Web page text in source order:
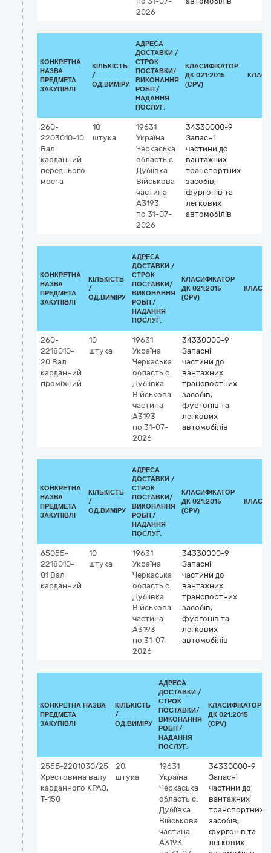
2026
КОНКРЕТНА
НАЗВА
ПРЕДМЕТА
ЗАКУПІВЛІ
КІЛЬКІСТЬ
/
ОД.ВИМІРУ
АДРЕСА
ДОСТАВКИ /
СТРОК
ПОСТАВКИ/
ВИКОНАННЯ
РОБІТ/
НАДАННЯ
ПОСЛУГ:
КЛАСИФІКАТОР
ДК 021:2015
(CPV)
260-
2203010-10
Вал
карданний
переднього
моста
10
штука
19631
Україна
Черкаська
область с.
Дубіївка
Військова
частина
А3193
по 31-07-
2026
34330000-9
Запасні
частини до
вантажних
транспортних
засобів,
фургонів та
легкових
автомобілів
КОНКРЕТНА
НАЗВА
ПРЕДМЕТА
ЗАКУПІВЛІ
КІЛЬКІСТЬ
/
ОД.ВИМІРУ
АДРЕСА
ДОСТАВКИ /
СТРОК
ПОСТАВКИ/
ВИКОНАННЯ
РОБІТ/
НАДАННЯ
ПОСЛУГ:
КЛАСИФІКАТОР
ДК 021:2015
(CPV)
260-
2218010-
20 Вал
карданний
проміжний
10
штука
19631
Україна
Черкаська
область с.
Дубіївка
Військова
частина
А3193
по 31-07-
2026
34330000-9
Запасні
частини до
вантажних
транспортних
засобів,
фургонів та
легкових
автомобілів
КОНКРЕТНА
НАЗВА
ПРЕДМЕТА
ЗАКУПІВЛІ
КІЛЬКІСТЬ
/
ОД.ВИМІРУ
АДРЕСА
ДОСТАВКИ /
СТРОК
ПОСТАВКИ/
ВИКОНАННЯ
РОБІТ/
НАДАННЯ
ПОСЛУГ:
КЛАСИФІКАТОР
ДК 021:2015
(CPV)
65055-
2218010-
01 Вал
карданний
10
штука
19631
Україна
Черкаська
область с.
Дубіївка
Військова
частина
А3193
по 31-07-
2026
34330000-9
Запасні
частини до
вантажних
транспортних
засобів,
фургонів та
легкових
автомобілів
КОНКРЕТНА НАЗВА
ПРЕДМЕТА
ЗАКУПІВЛІ
КІЛЬКІСТЬ
/
ОД.ВИМІРУ
АДРЕСА
ДОСТАВКИ /
СТРОК
ПОСТАВКИ/
ВИКОНАННЯ
РОБІТ/
НАДАННЯ
ПОСЛУГ:
КЛАСИФІКАТОР
ДК 021:2015
(CPV)
255Б-2201030/25
Хрестовина валу
карданного КРАЗ,
Т-150
20
штука
19631
Україна
Черкаська
область с.
Дубіївка
Військова
частина
А3193
34330000-9
Запасні
частини до
вантажних
транспортних
засобів,
фургонів та
легкових